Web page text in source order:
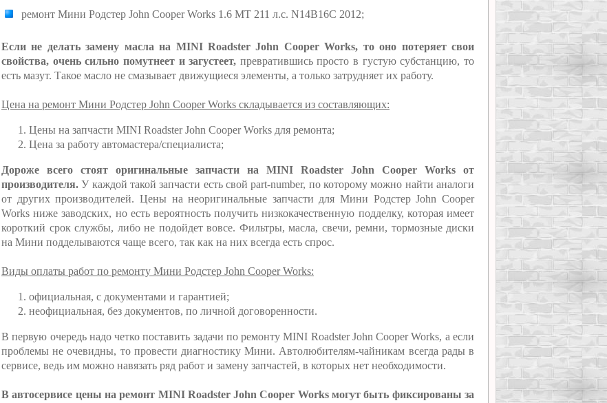
ремонт Мини Родстер John Cooper Works 1.6 MT 211 л.с. N14B16C 2012;
Если не делать замену масла на MINI Roadster John Cooper Works, то оно потеряет свои
свойства, очень сильно помутнеет и загустеет, превратившись просто в густую субстанцию, то
есть мазут. Такое масло не смазывает движущиеся элементы, а только затрудняет их работу.
Цена на ремонт Мини Родстер John Cooper Works складывается из составляющих:
Цены на запчасти MINI Roadster John Cooper Works для ремонта;
Цена за работу автомастера/специалиста;
Дороже всего стоят оригинальные запчасти на MINI Roadster John Cooper Works от
производителя. У каждой такой запчасти есть свой part-number, по которому можно найти аналоги
от других производителей. Цены на неоригинальные запчасти для Мини Родстер John Cooper
Works ниже заводских, но есть вероятность получить низкокачественную подделку, которая имеет
короткий срок службы, либо не подойдет вовсе. Фильтры, масла, свечи, ремни, тормозные диски
на Мини подделываются чаще всего, так как на них всегда есть спрос.
Виды оплаты работ по ремонту Мини Родстер John Cooper Works:
официальная, с документами и гарантией;
неофициальная, без документов, по личной договоренности.
В первую очередь надо четко поставить задачи по ремонту MINI Roadster John Cooper Works, а если
проблемы не очевидны, то провести диагностику Мини. Автолюбителям-чайникам всегда рады в
сервисе, ведь им можно навязать ряд работ и замену запчастей, в которых нет необходимости.
В автосервисе цены на ремонт MINI Roadster John Cooper Works могут быть фиксированы за